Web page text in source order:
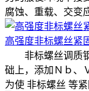
腐蚀、重载、交变
高强度非标螺丝紧
非标螺丝调质钢
础上，添加Ｎｂ、
为使 非标螺丝 等